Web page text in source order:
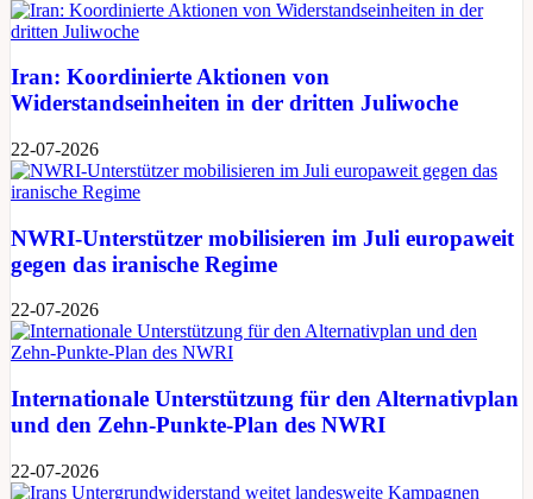
Iran: Koordinierte Aktionen von
Widerstandseinheiten in der dritten Juliwoche
22-07-2026
NWRI-Unterstützer mobilisieren im Juli europaweit
gegen das iranische Regime
22-07-2026
Internationale Unterstützung für den Alternativplan
und den Zehn-Punkte-Plan des NWRI
22-07-2026